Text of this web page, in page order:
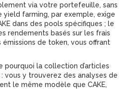
via votre portefeuille, sans
yield farming, par exemple, exige
dans des pools spécifiques ; le
rendements basés sur les frais
de token, vous offrant
pourquoi la collection d’articles
vous y trouverez des analyses de
le même modèle que CAKE,